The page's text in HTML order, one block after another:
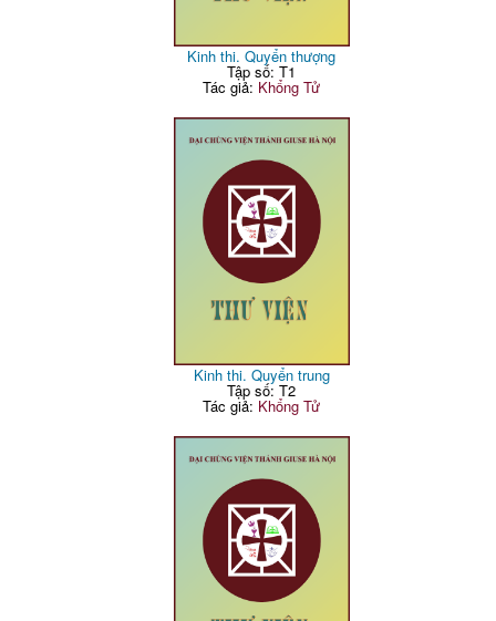
Kinh thi. Quyển thượng
Tập số: T1
Tác giả: Khổng Tử
Kinh thi. Quyển trung
Tập số: T2
Tác giả: Khổng Tử